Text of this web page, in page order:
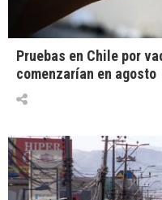
Pruebas en Chile por
comenzarían en agosto